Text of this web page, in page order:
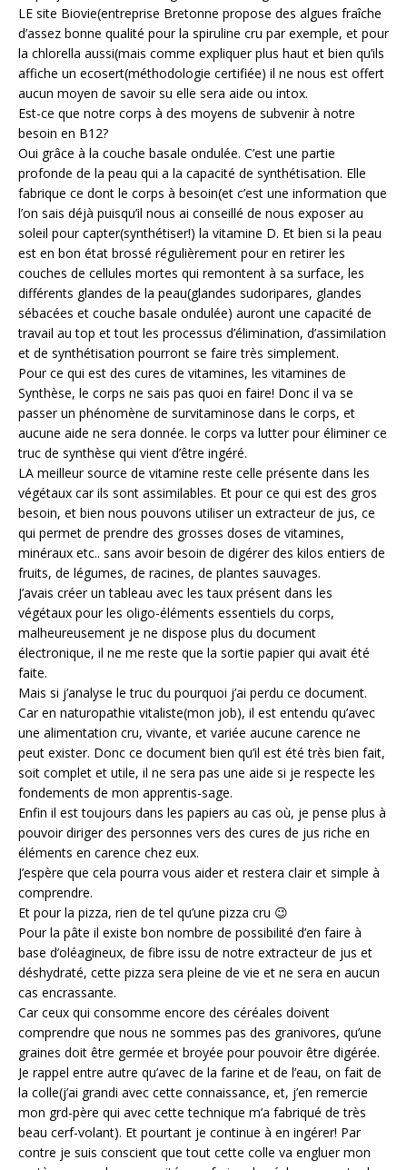
LE site Biovie(entreprise Bretonne propose des algues fraîche
d’assez bonne qualité pour la spiruline cru par exemple, et pour
la chlorella aussi(mais comme expliquer plus haut et bien qu’ils
affiche un ecosert(méthodologie certifiée) il ne nous est offert
aucun moyen de savoir su elle sera aide ou intox.
Est-ce que notre corps à des moyens de subvenir à notre
besoin en B12?
Oui grâce à la couche basale ondulée. C’est une partie
profonde de la peau qui a la capacité de synthétisation. Elle
fabrique ce dont le corps à besoin(et c’est une information que
l’on sais déjà puisqu’il nous ai conseillé de nous exposer au
soleil pour capter(synthétiser!) la vitamine D. Et bien si la peau
est en bon état brossé régulièrement pour en retirer les
couches de cellules mortes qui remontent à sa surface, les
différents glandes de la peau(glandes sudoripares, glandes
sébacées et couche basale ondulée) auront une capacité de
travail au top et tout les processus d’élimination, d’assimilation
et de synthétisation pourront se faire très simplement.
Pour ce qui est des cures de vitamines, les vitamines de
Synthèse, le corps ne sais pas quoi en faire! Donc il va se
passer un phénomène de survitaminose dans le corps, et
aucune aide ne sera donnée. le corps va lutter pour éliminer ce
truc de synthèse qui vient d’être ingéré.
LA meilleur source de vitamine reste celle présente dans les
végétaux car ils sont assimilables. Et pour ce qui est des gros
besoin, et bien nous pouvons utiliser un extracteur de jus, ce
qui permet de prendre des grosses doses de vitamines,
minéraux etc.. sans avoir besoin de digérer des kilos entiers de
fruits, de légumes, de racines, de plantes sauvages.
J’avais créer un tableau avec les taux présent dans les
végétaux pour les oligo-éléments essentiels du corps,
malheureusement je ne dispose plus du document
électronique, il ne me reste que la sortie papier qui avait été
faite.
Mais si j’analyse le truc du pourquoi j’ai perdu ce document.
Car en naturopathie vitaliste(mon job), il est entendu qu’avec
une alimentation cru, vivante, et variée aucune carence ne
peut exister. Donc ce document bien qu’il est été très bien fait,
soit complet et utile, il ne sera pas une aide si je respecte les
fondements de mon apprentis-sage.
Enfin il est toujours dans les papiers au cas où, je pense plus à
pouvoir diriger des personnes vers des cures de jus riche en
éléments en carence chez eux.
J’espère que cela pourra vous aider et restera clair et simple à
comprendre.
Et pour la pizza, rien de tel qu’une pizza cru 😉
Pour la pâte il existe bon nombre de possibilité d’en faire à
base d’oléagineux, de fibre issu de notre extracteur de jus et
déshydraté, cette pizza sera pleine de vie et ne sera en aucun
cas encrassante.
Car ceux qui consomme encore des céréales doivent
comprendre que nous ne sommes pas des granivores, qu’une
graines doit être germée et broyée pour pouvoir être digérée.
Je rappel entre autre qu’avec de la farine et de l’eau, on fait de
la colle(j’ai grandi avec cette connaissance, et, j’en remercie
mon grd-père qui avec cette technique m’a fabriqué de très
beau cerf-volant). Et pourtant je continue à en ingérer! Par
contre je suis conscient que tout cette colle va engluer mon